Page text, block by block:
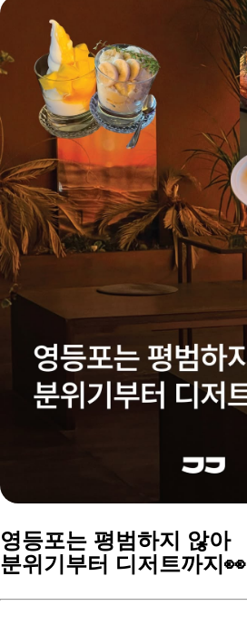
영등포는 평범하지 않아
분위기부터 디저트까지👀